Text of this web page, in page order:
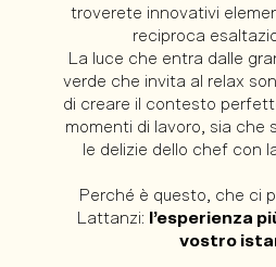
troverete innovativi
reciproca
La luce che entra dalle
verde che invita al relax
di creare il contesto
momenti di lavoro, sia che
le delizie dello chef con
Perché è questo, che ci
Lattanzi: l’esperienza
vostro